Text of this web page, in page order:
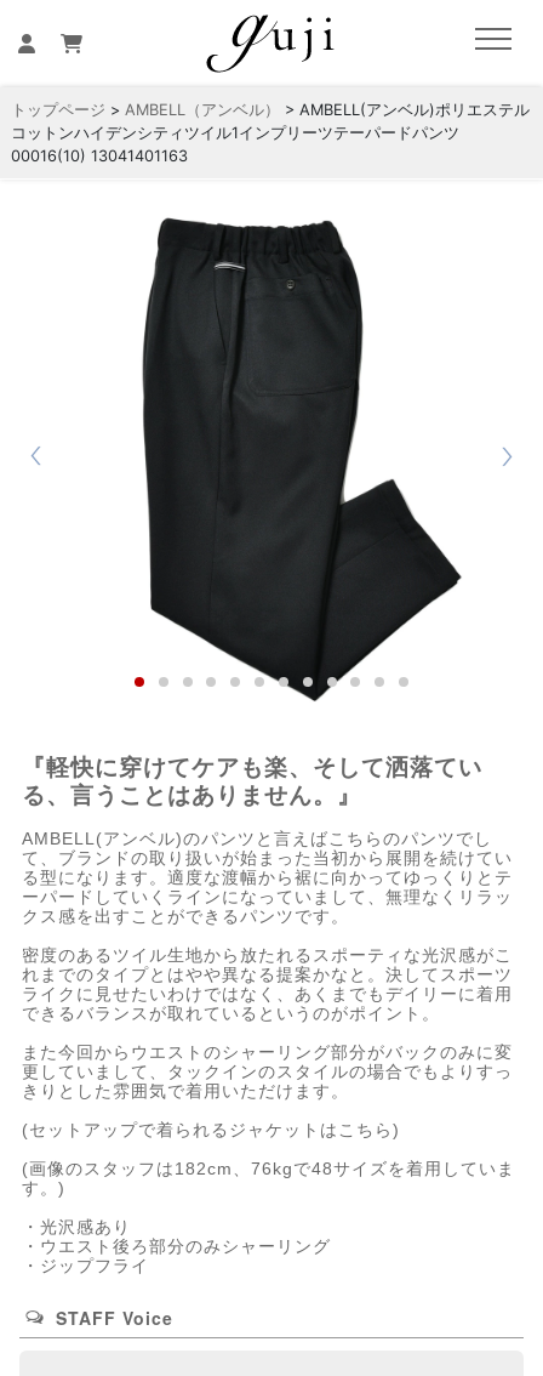
トップページ > AMBELL（アンベル）
> AMBELL(アンベル)ポリエステル
コットンハイデンシティツイル1インプリーツテーパードパンツ
00016(10) 13041401163
『軽快に穿けてケアも楽、そして洒落てい
る、言うことはありません。』
AMBELL(アンベル)のパンツと言えばこちらのパンツでし
て、ブランドの取り扱いが始まった当初から展開を続けてい
る型になります。適度な渡幅から裾に向かってゆっくりとテ
ーパードしていくラインになっていまして、無理なくリラッ
クス感を出すことができるパンツです。
密度のあるツイル生地から放たれるスポーティな光沢感がこ
れまでのタイプとはやや異なる提案かなと。決してスポーツ
ライクに見せたいわけではなく、あくまでもデイリーに着用
できるバランスが取れているというのがポイント。
また今回からウエストのシャーリング部分がバックのみに変
更していまして、タックインのスタイルの場合でもよりすっ
きりとした雰囲気で着用いただけます。
(セットアップで着られるジャケットはこちら)
(画像のスタッフは182cm、76kgで48サイズを着用していま
す。)
・光沢感あり
・ウエスト後ろ部分のみシャーリング
・ジップフライ
STAFF Voice